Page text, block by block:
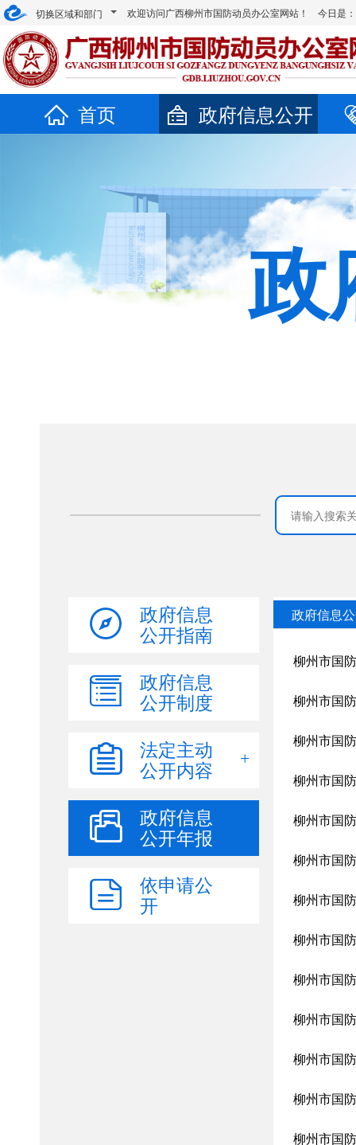
切换区域和部门 欢迎访问广西柳州市国防动员办公室网站！ 今日是
首页 政府信息公开
政
政府信息
公开指南
政府信息
公开制度
法定主动
公开内容
政府信息
公开年报
依申请公
开